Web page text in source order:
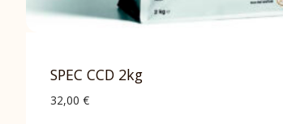
SPEC CCD 2kg
32,00 €